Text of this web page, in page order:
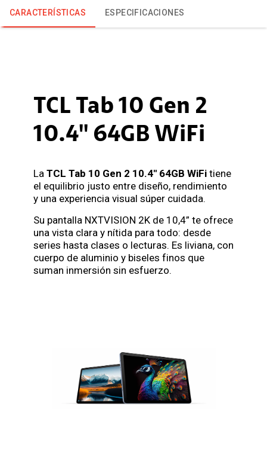
CARACTERÍSTICAS ESPECIFICACIONES
TCL Tab 10 Gen 2
10.4'' 64GB WiFi
La TCL Tab 10 Gen 2 10.4'' 64GB WiFi tiene
el equilibrio justo entre diseño, rendimiento
y una experiencia visual súper cuidada.
Su pantalla NXTVISION 2K de 10,4” te ofrece
una vista clara y nítida para todo: desde
series hasta clases o lecturas. Es liviana, con
cuerpo de aluminio y biseles finos que
suman inmersión sin esfuerzo.